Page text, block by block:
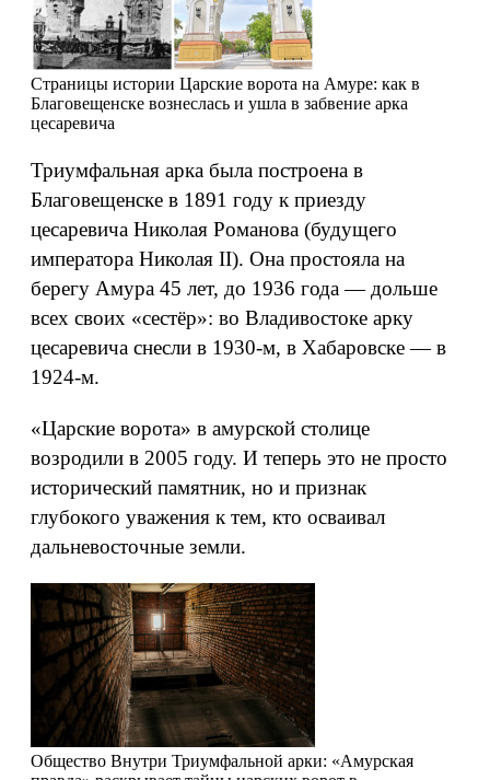
Страницы истории Царские ворота на Амуре: как в
Благовещенске вознеслась и ушла в забвение арка
цесаревича
Триумфальная арка была построена в
Благовещенске в 1891 году к приезду
цесаревича Николая Романова (будущего
императора Николая II). Она простояла на
берегу Амура 45 лет, до 1936 года — дольше
всех своих «сестёр»: во Владивостоке арку
цесаревича снесли в 1930‑м, в Хабаровске — в
1924-м.
«Царские ворота» в амурской столице
возродили в 2005 году. И теперь это не просто
исторический памятник, но и признак
глубокого уважения к тем, кто осваивал
дальневосточные земли.
Общество Внутри Триумфальной арки: «Амурская